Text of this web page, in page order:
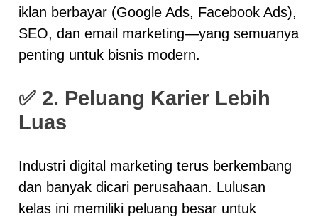
iklan berbayar (Google Ads, Facebook Ads),
SEO, dan email marketing—yang semuanya
penting untuk bisnis modern.
✅ 2. Peluang Karier Lebih
Luas
Industri digital marketing terus berkembang
dan banyak dicari perusahaan. Lulusan
kelas ini memiliki peluang besar untuk